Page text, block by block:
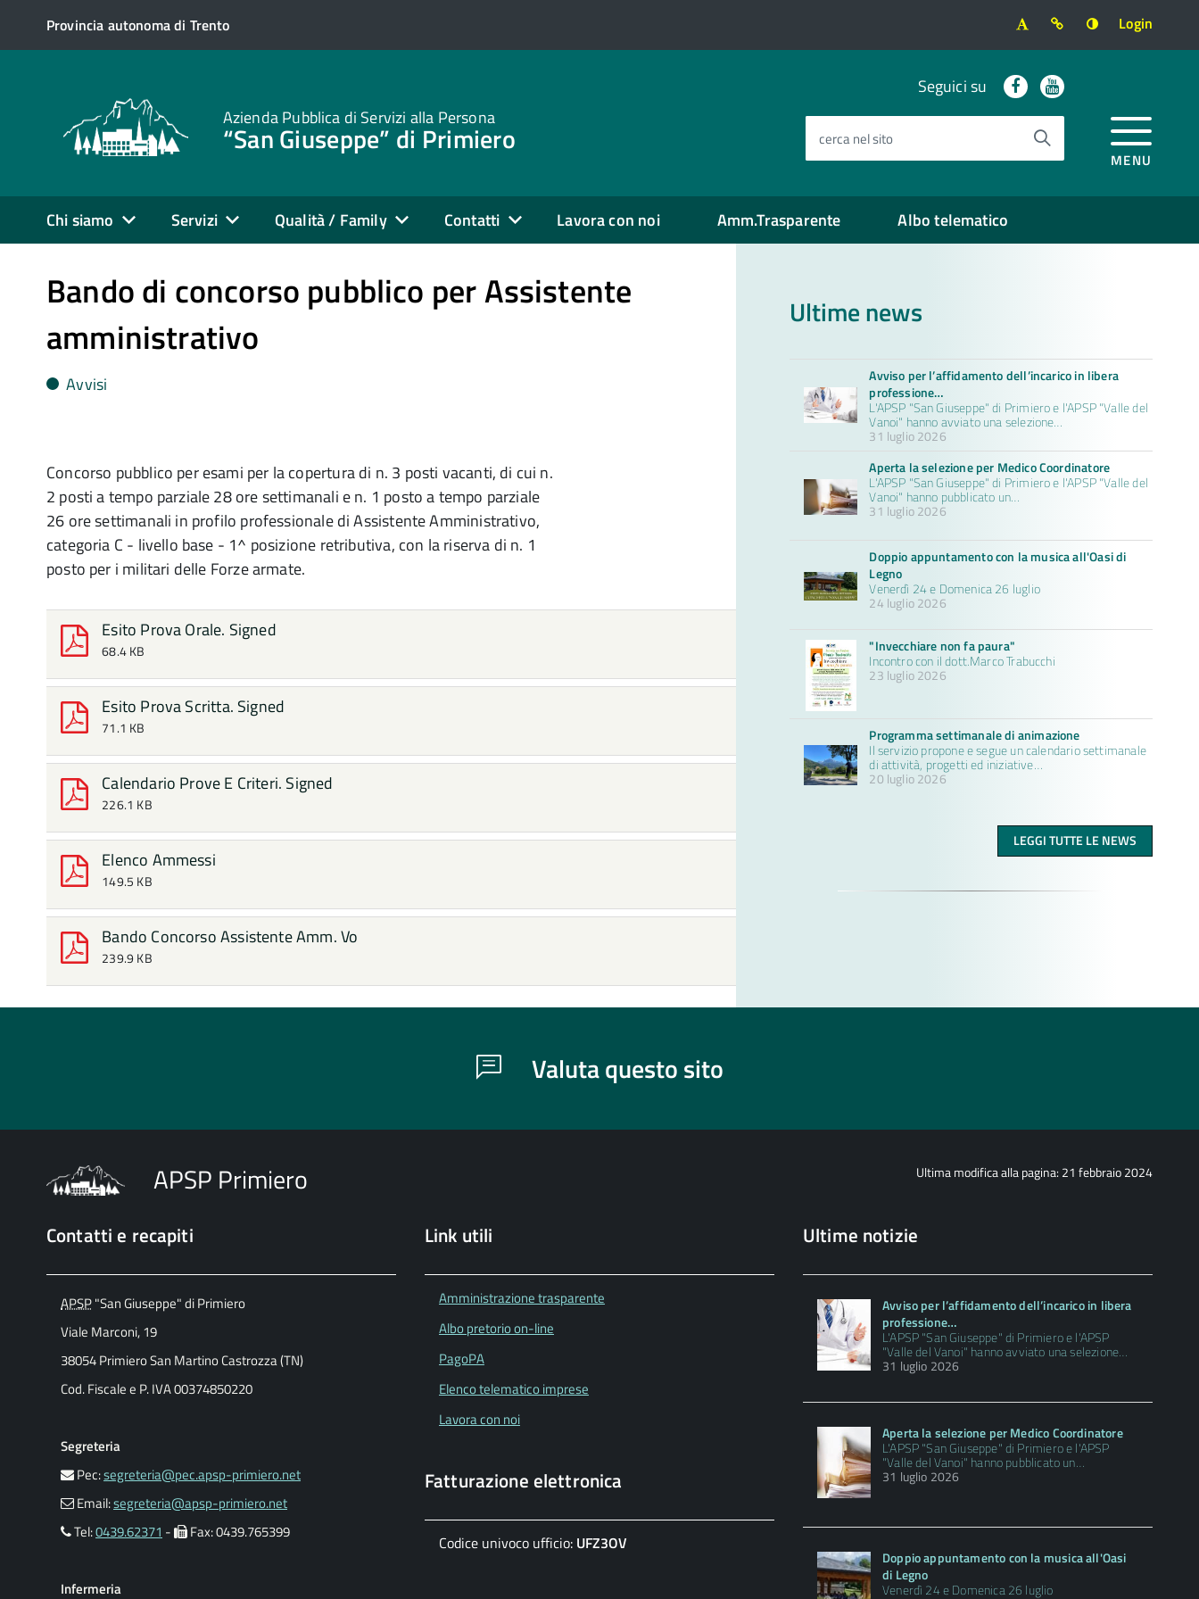
Provincia autonoma di Trento Login
Azienda Pubblica di Servizi alla Persona
“San Giuseppe” di Primiero
Seguici su FacebookYoutube
cerca nel sito
MENU
Chi siamo Servizi Qualità / Family Contatti Lavora con noi Amm.Trasparente Albo telematico
Bando di concorso pubblico per Assistente
amministrativo
Avvisi
Concorso pubblico per esami per la copertura di n. 3 posti vacanti, di cui n.
2 posti a tempo parziale 28 ore settimanali e n. 1 posto a tempo parziale
26 ore settimanali in profilo professionale di Assistente Amministrativo,
categoria C - livello base - 1^ posizione retributiva, con la riserva di n. 1
posto per i militari delle Forze armate.
Esito Prova Orale. Signed
68.4 KB
Esito Prova Scritta. Signed
71.1 KB
Calendario Prove E Criteri. Signed
226.1 KB
Elenco Ammessi
149.5 KB
Bando Concorso Assistente Amm. Vo
239.9 KB
Ultime news
Avviso per l’affidamento dell’incarico in libera
professione…
L'APSP "San Giuseppe" di Primiero e l'APSP "Valle del
Vanoi" hanno avviato una selezione…
31 luglio 2026
Aperta la selezione per Medico Coordinatore
L'APSP "San Giuseppe" di Primiero e l'APSP "Valle del
Vanoi" hanno pubblicato un…
31 luglio 2026
Doppio appuntamento con la musica all'Oasi di
Legno
Venerdì 24 e Domenica 26 luglio
24 luglio 2026
"Invecchiare non fa paura"
Incontro con il dott.Marco Trabucchi
23 luglio 2026
Programma settimanale di animazione
Il servizio propone e segue un calendario settimanale
di attività, progetti ed iniziative…
20 luglio 2026
LEGGI TUTTE LE NEWS
Valuta questo sito
Ultima modifica alla pagina: 21 febbraio 2024
APSP Primiero
Contatti e recapiti
APSP"San Giuseppe" di Primiero
Viale Marconi, 19
38054 Primiero San Martino Castrozza (TN)
Cod. Fiscale e P. IVA 00374850220
Segreteria
Pec:segreteria@pec.apsp-primiero.net
Email:segreteria@apsp-primiero.net
Tel:0439.62371 - Fax: 0439.765399
Infermeria
Link utili
Amministrazione trasparente
Albo pretorio on-line
PagoPA
Elenco telematico imprese
Lavora con noi
Fatturazione elettronica
Codice univoco ufficio: UFZ3OV
Ultime notizie
Avviso per l’affidamento dell’incarico in libera
professione…
L'APSP "San Giuseppe" di Primiero e l'APSP
"Valle del Vanoi" hanno avviato una selezione…
31 luglio 2026
Aperta la selezione per Medico Coordinatore
L'APSP "San Giuseppe" di Primiero e l'APSP
"Valle del Vanoi" hanno pubblicato un…
31 luglio 2026
Doppio appuntamento con la musica all'Oasi
di Legno
Venerdì 24 e Domenica 26 luglio